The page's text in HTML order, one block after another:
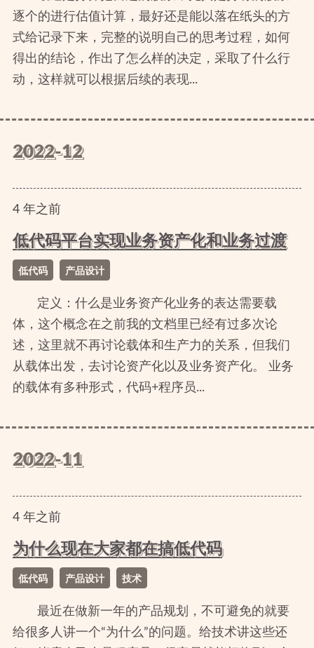
逐个的进行估值计算，最好还是能以落在纸头的方
式给记录下来，完整的说明自己的思考过程，如何
得出的结论，作出了怎么样的决定，采取了什么行
动，这样就可以根据后续的表现...
2022-12
4年之前
低代码平台实现业务资产化和业务过渡
低代码 产品设计
定义：什么是业务资产化业务的表达需要载
体，这个概念在之前我的文档里已经有过多次论
述，这里就不再讨论载体和生产力的关系，但我们
从载体出发，去讨论资产化以及业务资产化。 业务
的载体有多种形式，代码+程序员...
2022-11
4年之前
为什么现在大家都在搞低代码
低代码 产品设计 技术
最近在做新一年的产品规划，不可避免的就要
给很多人讲一个“为什么”的问题。给技术讲这些还